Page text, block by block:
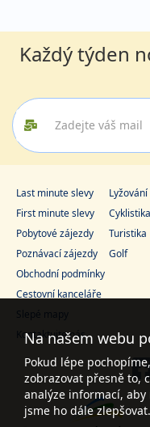
Každý týden
Last minute slevy
First minute slevy
Pobytové zájezdy
Poznávací zájezdy
Lyžování
Cyklistika
Turistika
Golf
Obchodní podmínky
Cestovní kanceláře
Slepé mapy
Kontaktujte nás
Na našem webu
Pokud lépe
zobrazovat přesně to,
analýze informací,
jsme ho dále zlepšovat.